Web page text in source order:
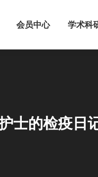
会员中心 学术科
士的检疫日